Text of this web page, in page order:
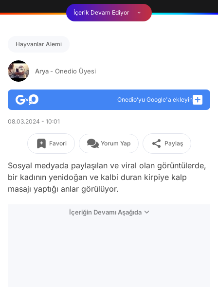
İçerik Devam Ediyor
Hayvanlar Alemi
Arya - Onedio Üyesi
Onedio’yu Google'a ekleyin
08.03.2024 - 10:01
Favori Yorum Yap Paylaş
Sosyal medyada paylaşılan ve viral olan görüntülerde,
bir kadının yenidoğan ve kalbi duran kirpiye kalp
masajı yaptığı anlar görülüyor.
İçeriğin Devamı Aşağıda